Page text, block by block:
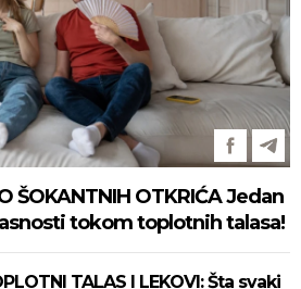
ŠOKANTNIH OTKRIĆA Jedan
tokom toplotnih talasa!
TALAS I LEKOVI: Šta svaki